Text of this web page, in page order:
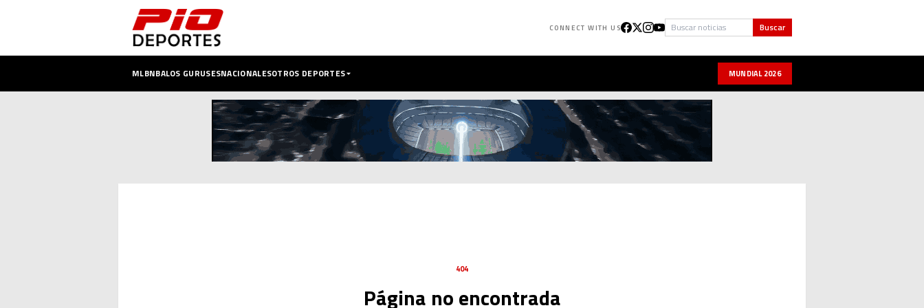
CONNECT WITH US Buscar Buscar
MLBNBALOS GURUSESNACIONALESOTROS DEPORTES MUNDIAL 2026
404
Página no encontrada